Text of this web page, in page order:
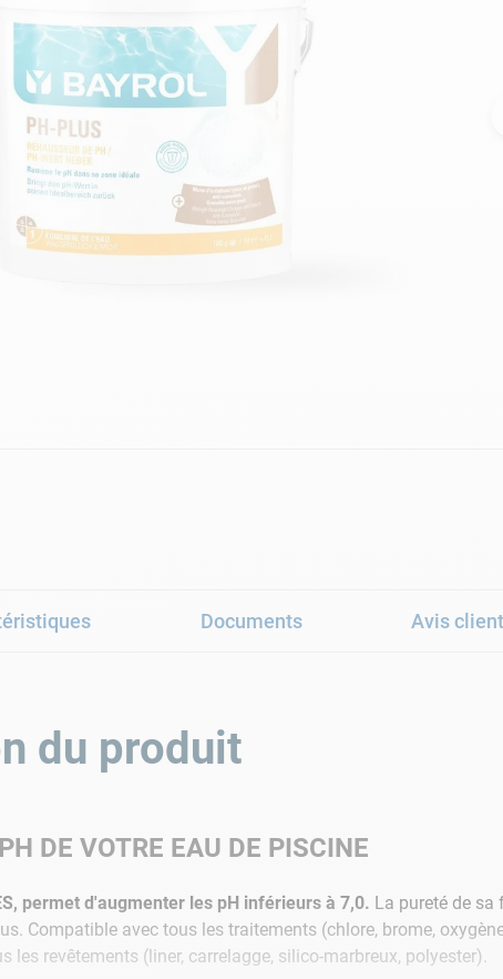
Documents Avis
du produit
DE VOTRE EAU DE PISCINE
permet d'augmenter les pH inférieurs à 7,0. La pureté de sa
Compatible avec tous les traitements (chlore, brome,
les revêtements (liner, carrelagge, silico-marbreux, polyester).